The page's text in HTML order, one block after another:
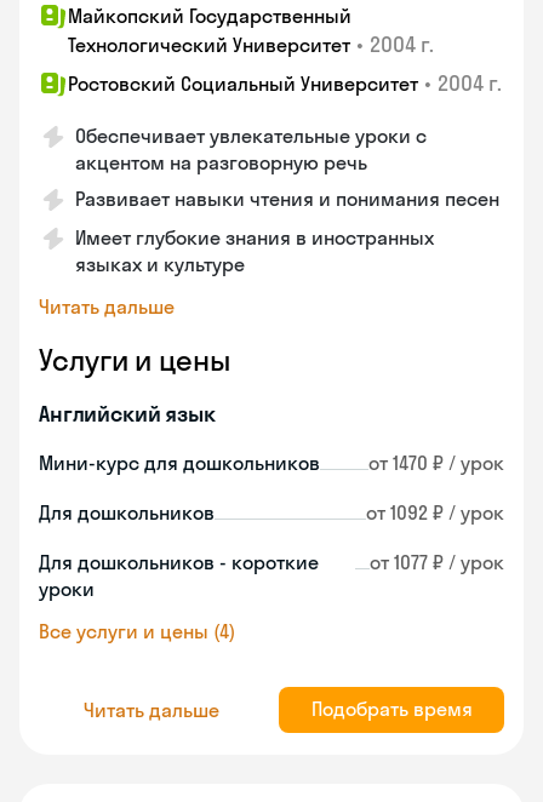
Майкопский Государственный
Технологический Университет • 2004 г.
Ростовский Социальный Университет • 2004 г.
Обеспечивает увлекательные уроки с
акцентом на разговорную речь
Развивает навыки чтения и понимания песен
Имеет глубокие знания в иностранных
языках и культуре
Читать дальше
Услуги и цены
Английский язык
Мини-курс для дошкольников от 1470 ₽ / урок
Для дошкольников от 1092 ₽ / урок
Для дошкольников - короткие
уроки
от 1077 ₽ / урок
Все услуги и цены (4)
Читать дальше Подобрать время